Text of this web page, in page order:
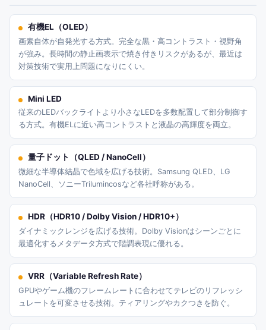
有機EL（OLED）
画素自体が自発光する方式。完全な黒・高コントラスト・視野角
が強み。長時間の静止画表示で焼き付きリスクがあるが、最近は
対策技術で実用上問題になりにくい。
Mini LED
従来のLEDバックライトより小さなLEDを多数配置して部分制御す
る方式。有機ELに近い高コントラストと液晶の高輝度を両立。
量子ドット（QLED / NanoCell）
微細な半導体結晶で色域を広げる技術。Samsung QLED、LG
NanoCell、ソニーTrilumincosなど各社呼称がある。
HDR（HDR10 / Dolby Vision / HDR10+）
ダイナミックレンジを広げる技術。Dolby Visionはシーンごとに
最適化するメタデータ方式で階調表現に優れる。
VRR（Variable Refresh Rate）
GPUやゲーム機のフレームレートに合わせてテレビのリフレッシ
ュレートを可変させる技術。ティアリングやカクつきを防ぐ。